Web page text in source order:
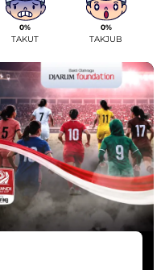
0%
TAKUT
0%
TAKJUB